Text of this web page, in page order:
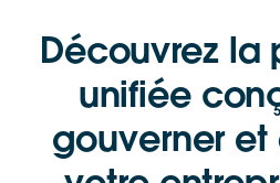
Découvrez la
unifiée
gouverner et